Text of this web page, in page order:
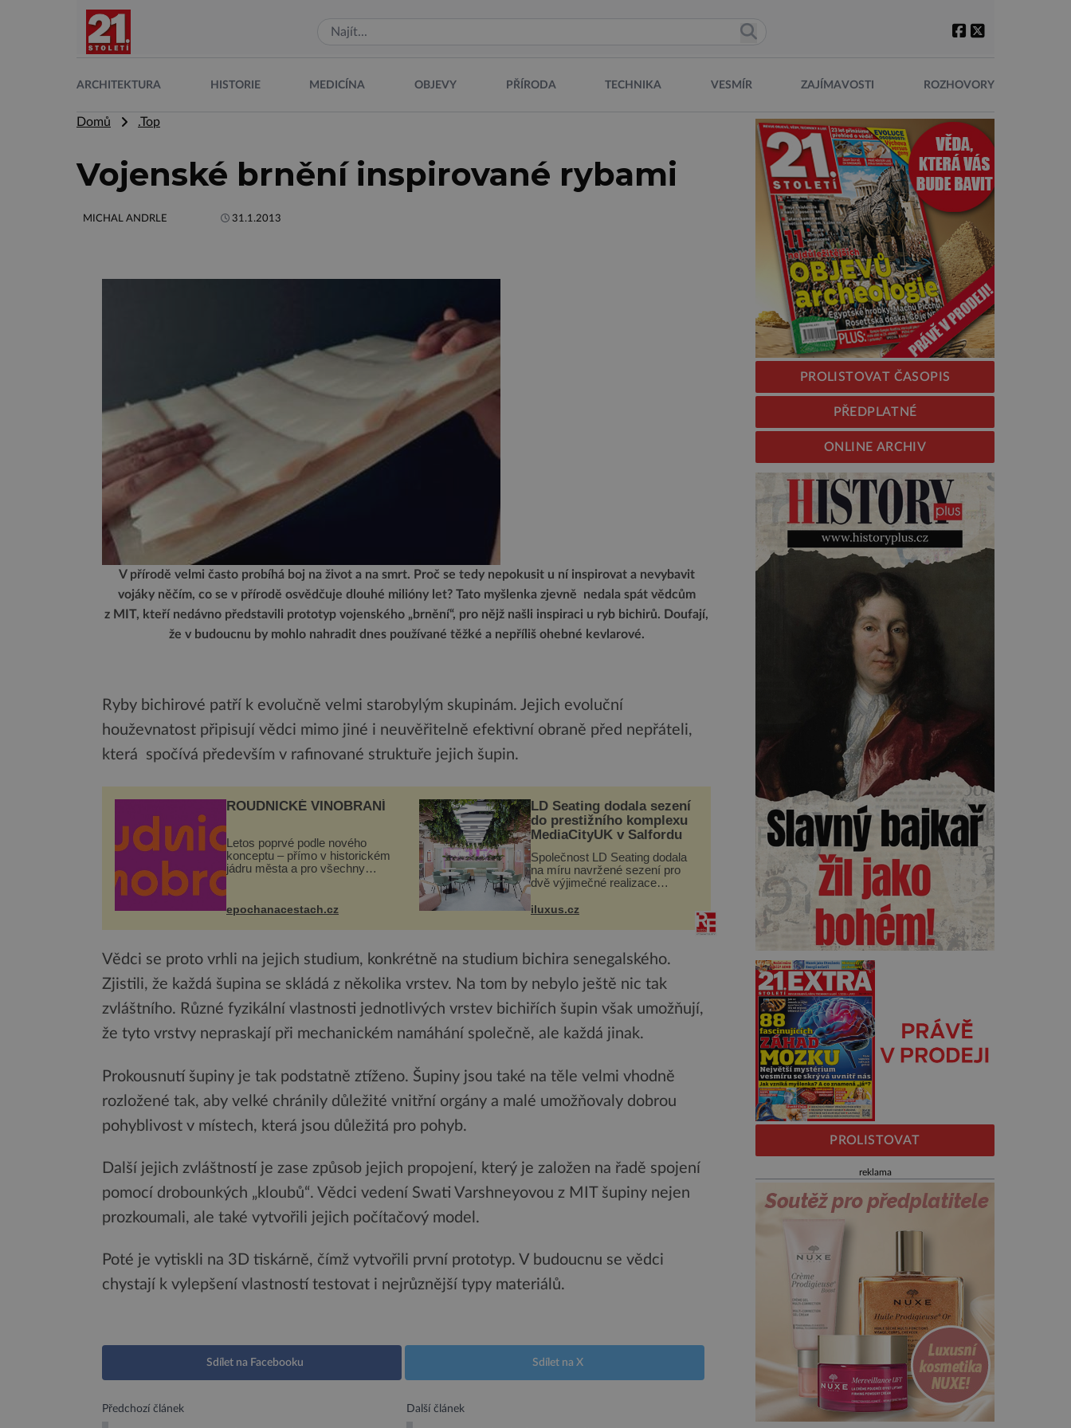
ARCHITEKTURA HISTORIE MEDICÍNA OBJEVY PŘÍRODA TECHNIKA VESMÍR ZAJÍMAVOSTI ROZHOVORY
Domů .Top
Vojenské brnění inspirované rybami
MICHAL ANDRLE 31.1.2013
V přírodě velmi často probíhá boj na život a na smrt. Proč se tedy nepokusit u ní inspirovat a nevybavit
vojáky něčím, co se v přírodě osvědčuje dlouhé milióny let? Tato myšlenka zjevně nedala spát vědcům
z MIT, kteří nedávno představili prototyp vojenského „brnění“, pro nějž našli inspiraci u ryb bichirů. Doufají,
že v budoucnu by mohlo nahradit dnes používané těžké a nepříliš ohebné kevlarové.
Ryby bichirové patří k evolučně velmi starobylým skupinám. Jejich evoluční
houževnatost připisují vědci mimo jiné i neuvěřitelně efektivní obraně před nepřáteli,
která spočívá především v rafinované struktuře jejich šupin.
ROUDNICKÉ VINOBRANÍ
Letos poprvé podle nového
konceptu – přímo v historickém
jádru města a pro všechny
Husově náměstí. Návštěvníci
se mohou těšit na víno, burčák,
pes...
epochanacestach.cz
LD Seating dodala sezení
do prestižního komplexu
MediaCityUK v Salfordu
Společnost LD Seating dodala
na míru navržené sezení pro
dvě výjimečné realizace
v anglickém Salfordu –
a Orange Tower. Komplex
iluxus.cz
Vědci se proto vrhli na jejich studium, konkrétně na studium bichira senegalského.
Zjistili, že každá šupina se skládá z několika vrstev. Na tom by nebylo ještě nic tak
zvláštního. Různé fyzikální vlastnosti jednotlivých vrstev bichiřích šupin však umožňují,
že tyto vrstvy nepraskají při mechanickém namáhání společně, ale každá jinak.
Prokousnutí šupiny je tak podstatně ztíženo. Šupiny jsou také na těle velmi vhodně
rozložené tak, aby velké chránily důležité vnitřní orgány a malé umožňovaly dobrou
pohyblivost v místech, která jsou důležitá pro pohyb.
Další jejich zvláštností je zase způsob jejich propojení, který je založen na řadě spojení
pomocí drobounkých „kloubů“. Vědci vedení Swati Varshneyovou z MIT šupiny nejen
prozkoumali, ale také vytvořili jejich počítačový model.
Poté je vytiskli na 3D tiskárně, čímž vytvořili první prototyp. V budoucnu se vědci
chystají k vylepšení vlastností testovat i nejrůznější typy materiálů.
Sdílet na Facebooku Sdílet na X
Předchozí článek Další článek
PROLISTOVAT ČASOPIS
PŘEDPLATNÉ
ONLINE ARCHIV
PROLISTOVAT
reklama